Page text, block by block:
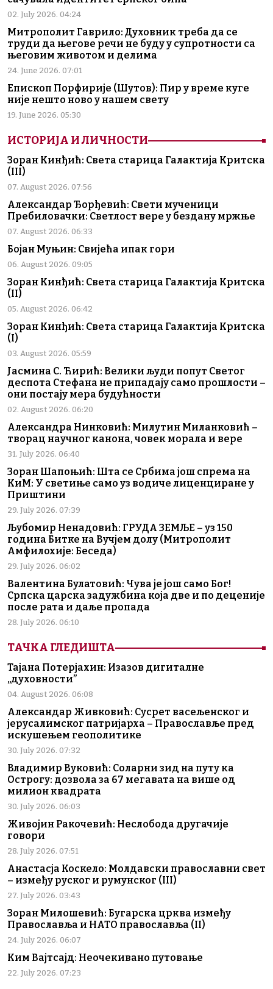
02. July 2026. 04:24
Митрополит Гаврило: Духовник треба да се
труди да његове речи не буду у супротности са
његовим животом и делима
24. June 2026. 07:01
Епископ Порфирије (Шутов): Пир у време куге
није нешто ново у нашем свету
19. June 2026. 05:30
ИСТОРИЈА И ЛИЧНОСТИ
Зоран Кинђић: Света старица Галактија Критска
(III)
07. August 2026. 07:56
Александар Ђорђевић: Свети мученици
Пребиловачки: Светлост вере у бездану мржње
07. August 2026. 06:33
Бојан Муњин: Свијећа ипак гори
06. August 2026. 09:05
Зоран Кинђић: Света старица Галактија Критска
(II)
05. August 2026. 06:42
Зоран Кинђић: Света старица Галактија Критска
(I)
03. August 2026. 05:59
Јасмина С. Ћирић: Велики људи попут Светог
деспота Стефана не припадају само прошлости –
они постају мера будућности
02. August 2026. 06:20
Александра Нинковић: Милутин Миланковић –
творац научног канона, човек морала и вере
31. July 2026. 06:40
Зоран Шапоњић: Шта се Србима још спрема на
КиМ: У светиње само уз водиче лиценциране у
Приштини
29. July 2026. 07:39
Љубомир Ненадовић: ГРУДА ЗЕМЉЕ – уз 150
година Битке на Вучјем долу (Митрополит
Амфилохије: Беседа)
29. July 2026. 06:02
Валентина Булатовић: Чува је још само Бог!
Српска царска задужбина која две и по деценије
после рата и даље пропада
28. July 2026. 06:10
ТАЧКА ГЛЕДИШТА
Тајана Потерјахин: Изазов дигиталне
„духовности”
04. August 2026. 06:08
Александар Живковић: Сусрет васељенског и
јерусалимског патријарха – Православље пред
искушењем геополитике
30. July 2026. 07:32
Владимир Вуковић: Соларни зид на путу ка
Острогу: дозвола за 67 мегавата на више од
милион квадрата
30. July 2026. 06:03
Живојин Ракочевић: Неслобода другачије
говори
28. July 2026. 07:51
Анастасја Коскело: Молдавски православни свет
– између руског и румунског (III)
27. July 2026. 03:43
Зоран Милошевић: Бугарска црква између
Православља и НАТО православља (II)
24. July 2026. 06:07
Ким Вајтсајд: Неочекивано путовање
22. July 2026. 07:23